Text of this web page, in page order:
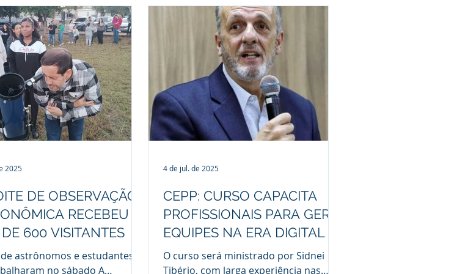
DE OBSERVAÇÃO
RECEBEU
600 VISITANTES
astrônomos e estudantes
no sábado A
2025
CEPP: CURSO CAPACITA
PROFISSIONAIS PARA GERIR
EQUIPES NA ERA DIGITAL
O curso será ministrado por Sidnei
Tibério, com larga experiência nas
4 de jul. de 2025